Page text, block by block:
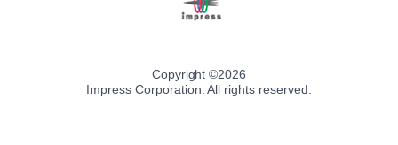
Copyright ©2026
Impress Corporation. All rights reserved.